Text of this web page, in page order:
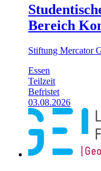
Bereich
Stiftung Mercator
Essen
Teilzeit
Befristet
03.08.2026